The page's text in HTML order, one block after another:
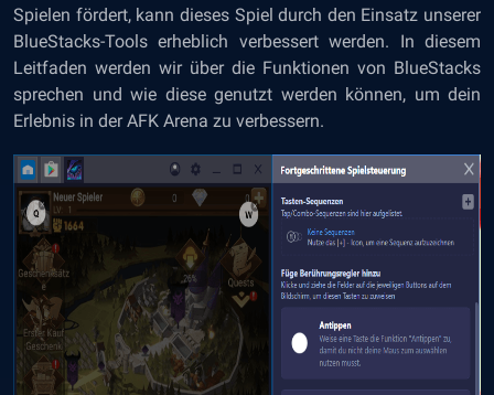
Spielen fördert, kann dieses Spiel durch den Einsatz unserer
BlueStacks-Tools erheblich verbessert werden. In diesem
Leitfaden werden wir über die Funktionen von BlueStacks
sprechen und wie diese genutzt werden können, um dein
Erlebnis in der AFK Arena zu verbessern.